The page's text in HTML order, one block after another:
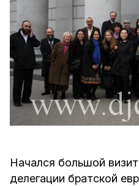
Начался большой
делегации братской